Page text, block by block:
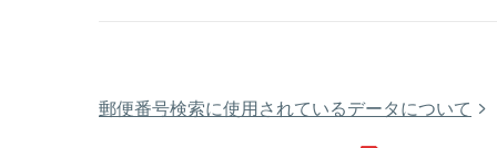
郵便番号検索に使用されているデータについて